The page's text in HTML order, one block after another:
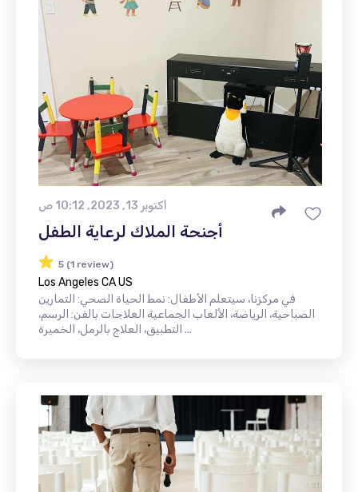
أكتوبر 13, 2023, 10:12 ص
أجنحة الملاك لرعاية الطفل
5 (1 review)
Los Angeles CA US
في مركزنا، سيتعلم الأطفال: نمط الحياة الصحي: التمارين
الصباحية، الرياضة، الألعاب الجماعية العلاجات بالفن: الرسم،
التطبيق، العلاج بالرمل، الخميرة ...